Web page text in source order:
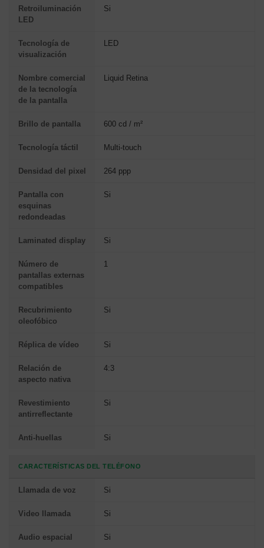
Retroiluminación
LED
Si
Tecnología de
visualización
LED
Nombre comercial
de la tecnología
de la pantalla
Liquid Retina
Brillo de pantalla 600 cd / m²
Tecnología táctil Multi-touch
Densidad del pixel 264 ppp
Pantalla con
esquinas
redondeadas
Si
Laminated display Si
Número de
pantallas externas
compatibles
1
Recubrimiento
oleofóbico
Si
Réplica de vídeo Si
Relación de
aspecto nativa
4:3
Revestimiento
antirreflectante
Si
Anti-huellas Si
CARACTERÍSTICAS DEL TELÉFONO
Llamada de voz Si
Video llamada Si
Audio espacial Si